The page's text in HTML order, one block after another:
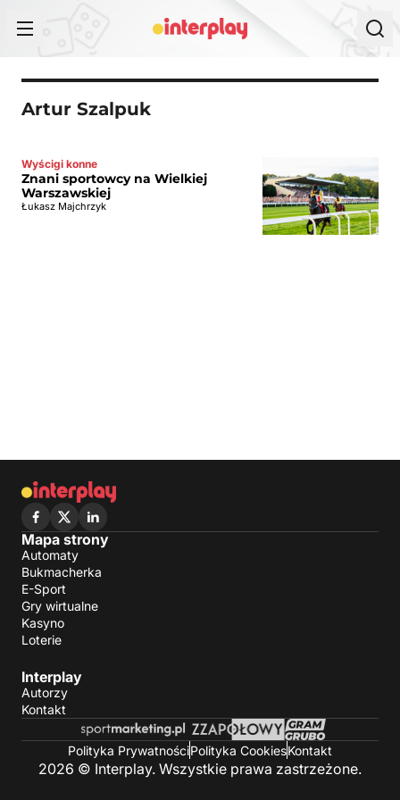
Artur Szalpuk
Wyścigi konne
Znani sportowcy na Wielkiej
Warszawskiej
Łukasz Majchrzyk
Mapa strony
Automaty
Bukmacherka
E-Sport
Gry wirtualne
Kasyno
Loterie
Interplay
Autorzy
Kontakt
Polityka PrywatnościPolityka CookiesKontakt
2026 © Interplay. Wszystkie prawa zastrzeżone.